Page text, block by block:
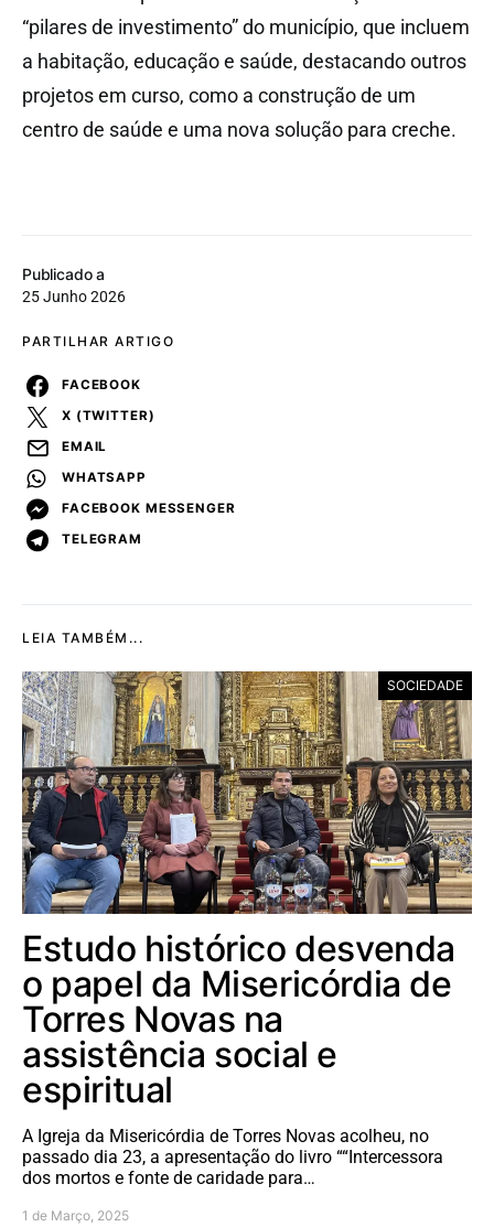
Publicado a
25 Junho 2026
PARTILHAR ARTIGO
FACEBOOK
X (TWITTER)
EMAIL
WHATSAPP
FACEBOOK MESSENGER
TELEGRAM
“pilares de investimento” do município, que incluem
a habitação, educação e saúde, destacando outros
projetos em curso, como a construção de um
centro de saúde e uma nova solução para creche.
LEIA TAMBÉM...
SOCIEDADE
Estudo histórico desvenda
o papel da Misericórdia de
Torres Novas na
assistência social e
espiritual
A Igreja da Misericórdia de Torres Novas acolheu, no
passado dia 23, a apresentação do livro ““Intercessora
dos mortos e fonte de caridade para…
1 de Março, 2025